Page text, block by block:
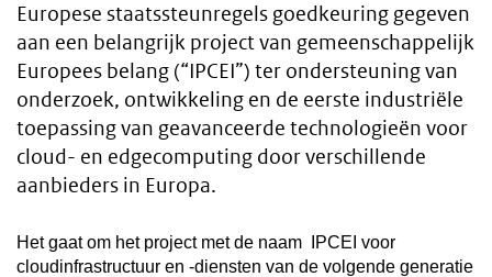
Europese staatssteunregels goedkeuring gegeven
aan een belangrijk project van gemeenschappelijk
Europees belang (“IPCEI”) ter ondersteuning van
onderzoek, ontwikkeling en de eerste industriële
toepassing van geavanceerde technologieën voor
cloud- en edgecomputing door verschillende
aanbieders in Europa.
Het gaat om het project met de naam
IPCEI voor
cloudinfrastructuur en -diensten van de volgende generatie